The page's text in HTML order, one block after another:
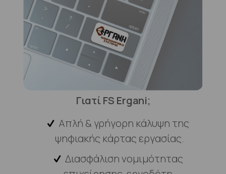
Γιατί FS Ergani;
Απλή & γρήγορη κάλυψη της
ψηφιακής κάρτας εργασίας.
Διασφάλιση νομιμότητας